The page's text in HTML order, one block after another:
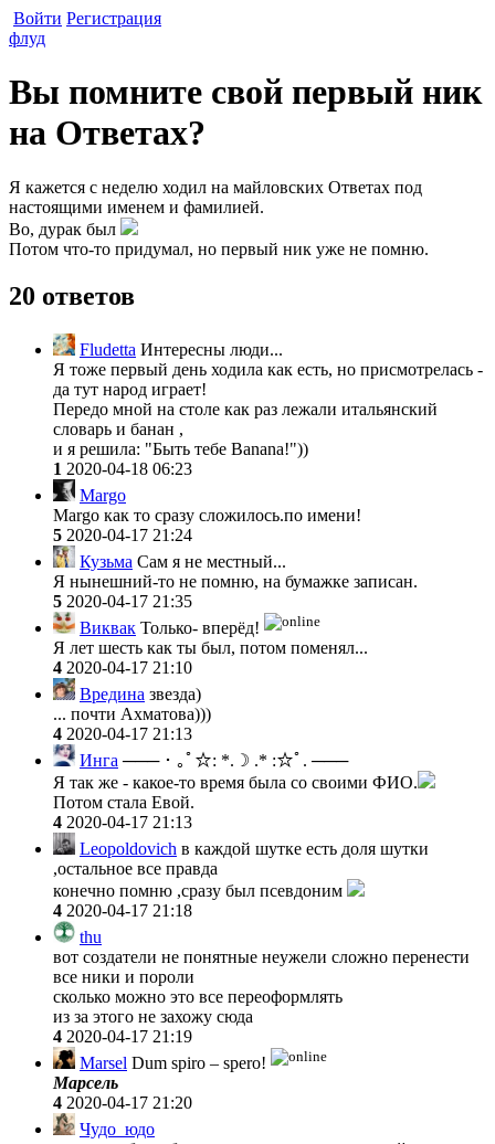
Войти Регистрация
флуд
Вы помните свой первый ник
на Ответах?
Я кажется с неделю ходил на майловских Ответах под
настоящими именем и фамилией.
Во, дурак был
Потом что-то придумал, но первый ник уже не помню.
20 ответов
Fludetta Интересны люди...
Я тоже первый день ходила как есть, но присмотрелась -
да тут народ играет!
Передо мной на столе как раз лежали итальянский
словарь и банан ,
и я решила: "Быть тебе Banana!"))
1 2020-04-18 06:23
Margo
Margo как то сразу сложилось.по имени!
5 2020-04-17 21:24
Кузьма Сам я не местный...
Я нынешний-то не помню, на бумажке записан.
5 2020-04-17 21:35
Виквак Только- вперёд!
Я лет шесть как ты был, потом поменял...
4 2020-04-17 21:10
Вредина звезда)
... почти Ахматова)))
4 2020-04-17 21:13
Инга ─── ･ ｡ﾟ☆: *.☽ .* :☆ﾟ. ───
Я так же - какое-то время была со своими ФИО.
Потом стала Евой.
4 2020-04-17 21:13
Leopoldovich в каждой шутке есть доля шутки
,остальное все правда
конечно помню ,сразу был псевдоним
4 2020-04-17 21:18
thu
вот создатели не понятные неужели сложно перенести
все ники и пороли
сколько можно это все переоформлять
из за этого не захожу сюда
4 2020-04-17 21:19
Marsel Dum spiro – spero!
Марсель
4 2020-04-17 21:20
Чудо_юдо